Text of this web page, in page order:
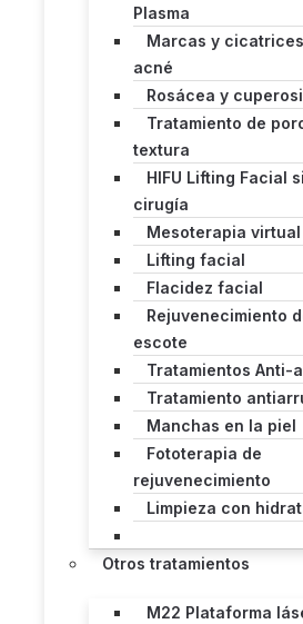
Plasma
Marcas y
acné
Rosácea y
Tratamiento de
textura
HIFU Lifting Facial
cirugía
Mesoterapia
Lifting facial
Flacidez facial
Rejuvenecimiento
escote
Tratamientos Anti-
Tratamiento
Manchas en la piel
Fototerapia de
rejuvenecimiento
Limpieza con
Otros tratamientos
M22 Plataforma